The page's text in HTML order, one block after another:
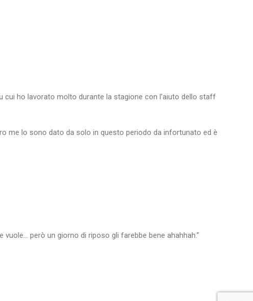
cui ho lavorato molto durante la stagione con l’aiuto dello staff
me lo sono dato da solo in questo periodo da infortunato ed è
però un giorno di riposo gli farebbe bene ahahhah.”